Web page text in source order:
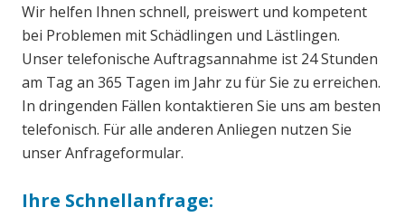
Wir helfen Ihnen schnell, preiswert und kompetent
bei Problemen mit Schädlingen und Lästlingen.
Unser telefonische Auftragsannahme ist 24 Stunden
am Tag an 365 Tagen im Jahr zu für Sie zu erreichen.
In dringenden Fällen kontaktieren Sie uns am besten
telefonisch. Für alle anderen Anliegen nutzen Sie
unser Anfrageformular.
Ihre Schnellanfrage: